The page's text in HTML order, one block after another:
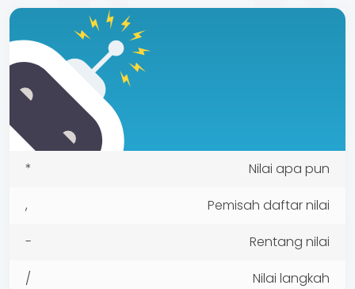
*
Nilai apa pun
,
Pemisah daftar nilai
-
Rentang nilai
/
Nilai langkah